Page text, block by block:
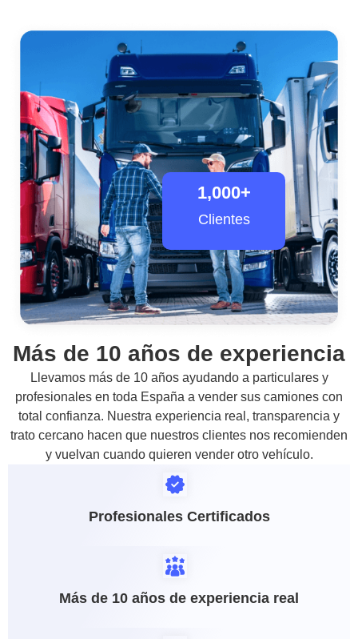
Clientes
1,000+
Más de 10 años de experiencia
Llevamos más de 10 años ayudando a particulares y
profesionales en toda España a vender sus camiones con
total confianza. Nuestra experiencia real, transparencia y
trato cercano hacen que nuestros clientes nos recomienden
y vuelvan cuando quieren vender otro vehículo.
Profesionales Certificados
Más de 10 años de experiencia real